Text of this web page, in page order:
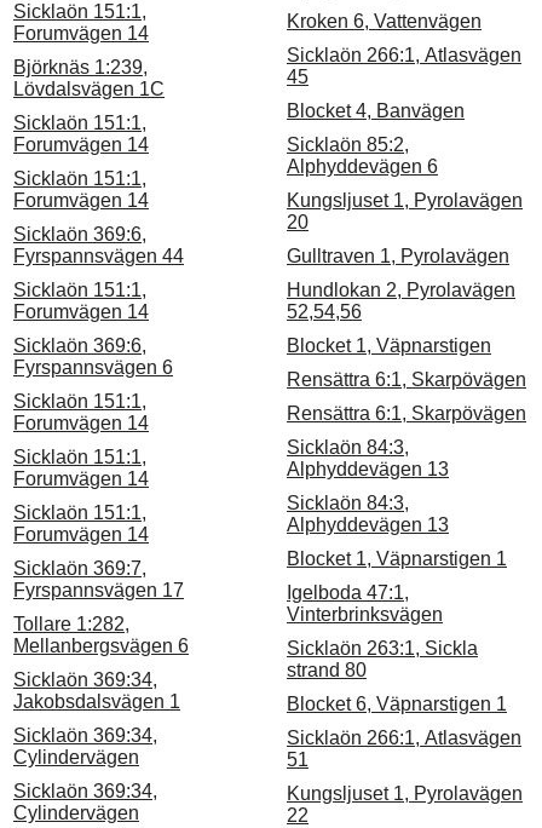
Sicklaön 151:1,
Forumvägen 14
Björknäs 1:239,
Lövdalsvägen 1C
Sicklaön 151:1,
Forumvägen 14
Sicklaön 151:1,
Forumvägen 14
Sicklaön 369:6,
Fyrspannsvägen 44
Sicklaön 151:1,
Forumvägen 14
Sicklaön 369:6,
Fyrspannsvägen 6
Sicklaön 151:1,
Forumvägen 14
Sicklaön 151:1,
Forumvägen 14
Sicklaön 151:1,
Forumvägen 14
Sicklaön 369:7,
Fyrspannsvägen 17
Tollare 1:282,
Mellanbergsvägen 6
Sicklaön 369:34,
Jakobsdalsvägen 1
Sicklaön 369:34,
Cylindervägen
Sicklaön 369:34,
Cylindervägen
Kroken 6, Vattenvägen
Sicklaön 266:1, Atlasvägen
45
Blocket 4, Banvägen
Sicklaön 85:2,
Alphyddevägen 6
Kungsljuset 1, Pyrolavägen
20
Gulltraven 1, Pyrolavägen
Hundlokan 2, Pyrolavägen
52,54,56
Blocket 1, Väpnarstigen
Rensättra 6:1, Skarpövägen
Rensättra 6:1, Skarpövägen
Sicklaön 84:3,
Alphyddevägen 13
Sicklaön 84:3,
Alphyddevägen 13
Blocket 1, Väpnarstigen 1
Igelboda 47:1,
Vinterbrinksvägen
Sicklaön 263:1, Sickla
strand 80
Blocket 6, Väpnarstigen 1
Sicklaön 266:1, Atlasvägen
51
Kungsljuset 1, Pyrolavägen
22